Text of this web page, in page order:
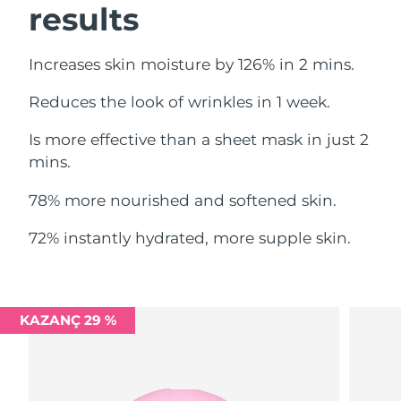
results
Increases skin moisture by 126% in 2 mins.
Reduces the look of wrinkles in 1 week.
Is more effective than a sheet mask in just 2
mins.
78% more nourished and softened skin.
72% instantly hydrated, more supple skin.
KAZANÇ 29 %
Filipinler
Polonya Tahmini teslim tarihi8/12/26
Portekiz Tahmini teslim tarihi
Porto Riko Tahmini teslim tarihi8/13/26
Reunion
Rusya
Tahmini teslim tarihi